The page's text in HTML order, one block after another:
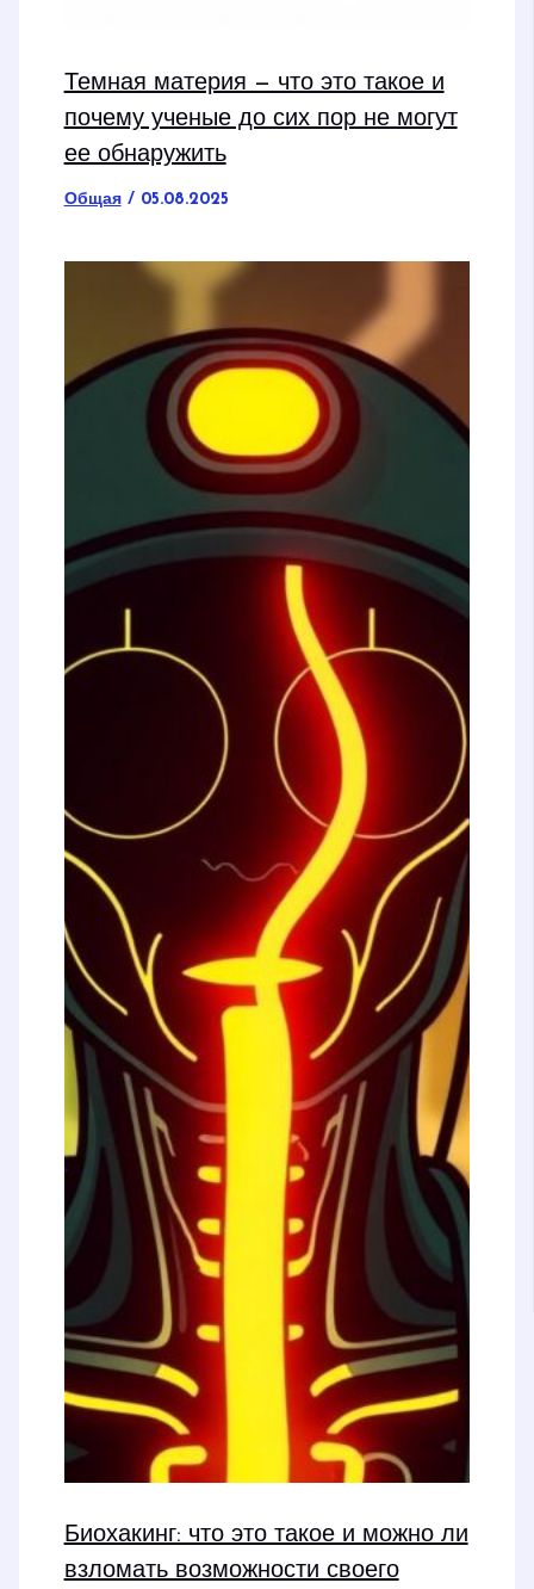
Темная материя — что это такое и
почему ученые до сих пор не могут
ее обнаружить
Общая/ 05.08.2025
Биохакинг: что это такое и можно ли
взломать возможности своего